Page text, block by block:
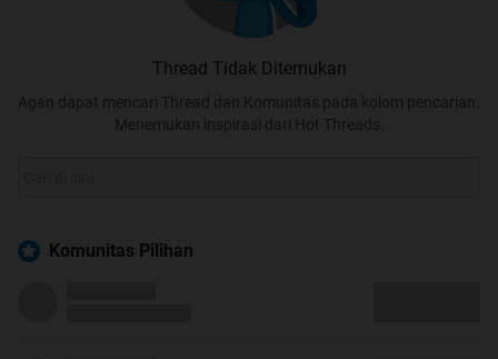
Thread Tidak Ditemukan
Agan dapat mencari Thread dan Komunitas pada kolom pencarian.
Menemukan inspirasi dari Hot Threads.
Komunitas Pilihan